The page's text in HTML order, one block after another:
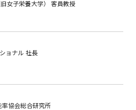
女子栄養大学）
客員教授
ョナル 社長
率協会総合研究所